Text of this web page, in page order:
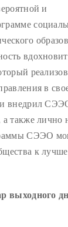
и
в
внедрил
также лично
СЭЭО
к
выходного